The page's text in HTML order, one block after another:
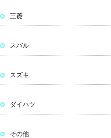
三菱
スバル
スズキ
ダイハツ
その他